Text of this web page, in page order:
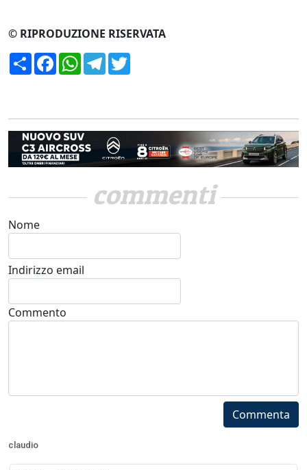
© RIPRODUZIONE RISERVATA
CondividiFacebookWhatsApp
Telegram
commenti
Nome
Indirizzo email
Commento
Commenta
claudio